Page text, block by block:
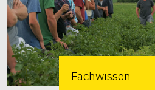
Fachwissen